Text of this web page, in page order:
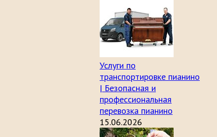
Услуги по
транспортировке пианино
| Безопасная и
профессиональная
перевозка пианино
15.06.2026